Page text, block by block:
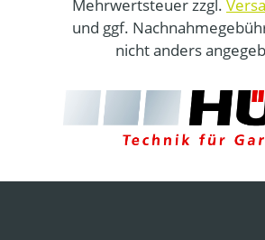
Mehrwertsteuer zzgl.
und ggf.
nicht anders